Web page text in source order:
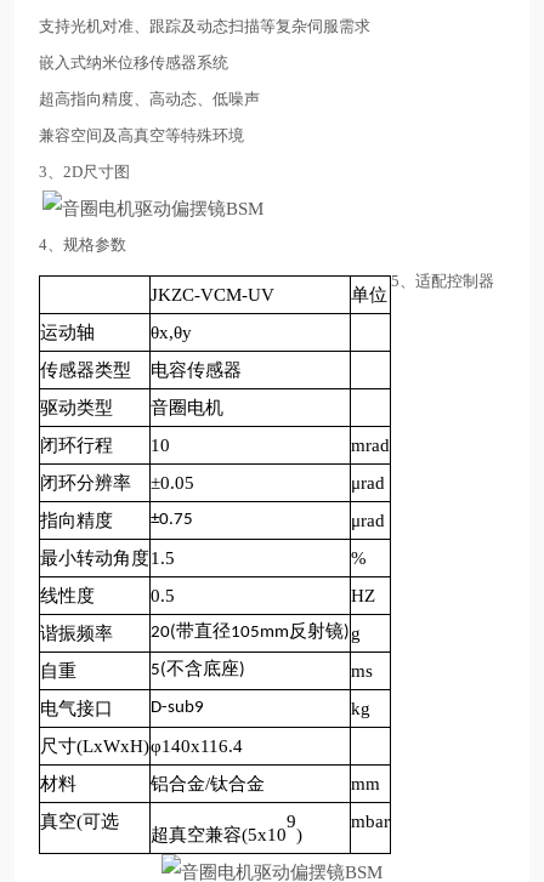
支持光机对准、跟踪及动态扫描等复杂伺服需求
嵌入式纳米位移传感器系统
超高指向精度、高动态、低噪声
兼容空间及高真空等特殊环境
3、2D尺寸图
4、规格参数
JKZC-VCM-UV
单位
运动轴
θx,θy
传感器类型
电容传感器
驱动类型
音圈电机
闭环行程
10
mrad
闭环分辨率
±0.05 μrad
指向精度
±0.75 μrad
最小转动角度1.5
%
线性度
0.5
HZ
谐振频率
20(带直径105mm反射镜) g
自重
5(不含底座)
ms
电气接口
D-sub9
kg
尺寸(LxWxH)φ140x116.4
材料
铝合金/钛合金
mm
真空(可选
超真空兼容(5x10
9
)
mbar
5、适配控制器